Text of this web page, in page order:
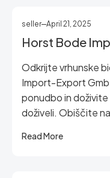
seller April 21, 2025
Horst Bode
Odkrijte vrhunske
Import-Export
ponudbo in
doživeli. Obiščite
Read More